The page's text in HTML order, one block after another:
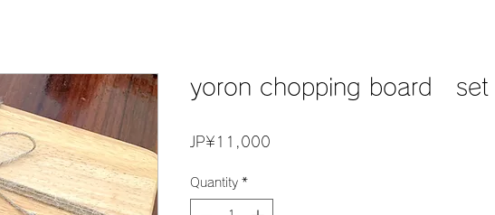
yoron chopping board set
JP¥11,000
Quantity *